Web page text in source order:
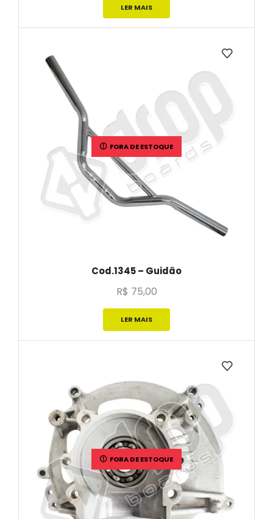
LER MAIS
FORA DE ESTOQUE
Cod.1345 – Guidão
R$ 75,00
LER MAIS
FORA DE ESTOQUE